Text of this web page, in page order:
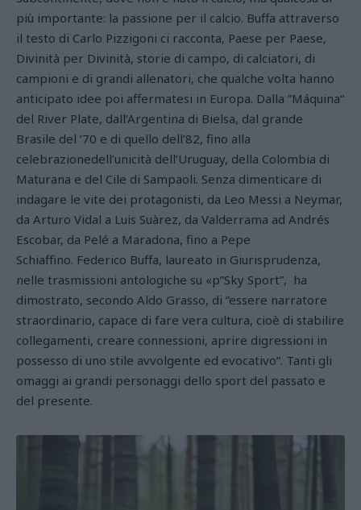
più importante: la passione per il calcio. Buffa attraverso
il testo di Carlo Pizzigoni ci racconta, Paese per Paese,
Divinità per Divinità, storie di campo, di calciatori, di
campioni e di grandi allenatori, che qualche volta hanno
anticipato idee poi affermatesi in Europa. Dalla ”Máquina“
del River Plate, dall’Argentina di Bielsa, dal grande
Brasile del ’70 e di quello dell’82, fino alla
celebrazionedell’unicità dell’Uruguay, della Colombia di
Maturana e del Cile di Sampaoli. Senza dimenticare di
indagare le vite dei protagonisti, da Leo Messi a Neymar,
da Arturo Vidal a Luis Suàrez, da Valderrama ad Andrés
Escobar, da Pelé a Maradona, fino a Pepe
Schiaffino. Federico Buffa, laureato in Giurisprudenza,
nelle trasmissioni antologiche su «p”Sky Sport”, ha
dimostrato, secondo Aldo Grasso, di ”essere narratore
straordinario, capace di fare vera cultura, cioè di stabilire
collegamenti, creare connessioni, aprire digressioni in
possesso di uno stile avvolgente ed evocativo”. Tanti gli
omaggi ai grandi personaggi dello sport del passato e
del presente.